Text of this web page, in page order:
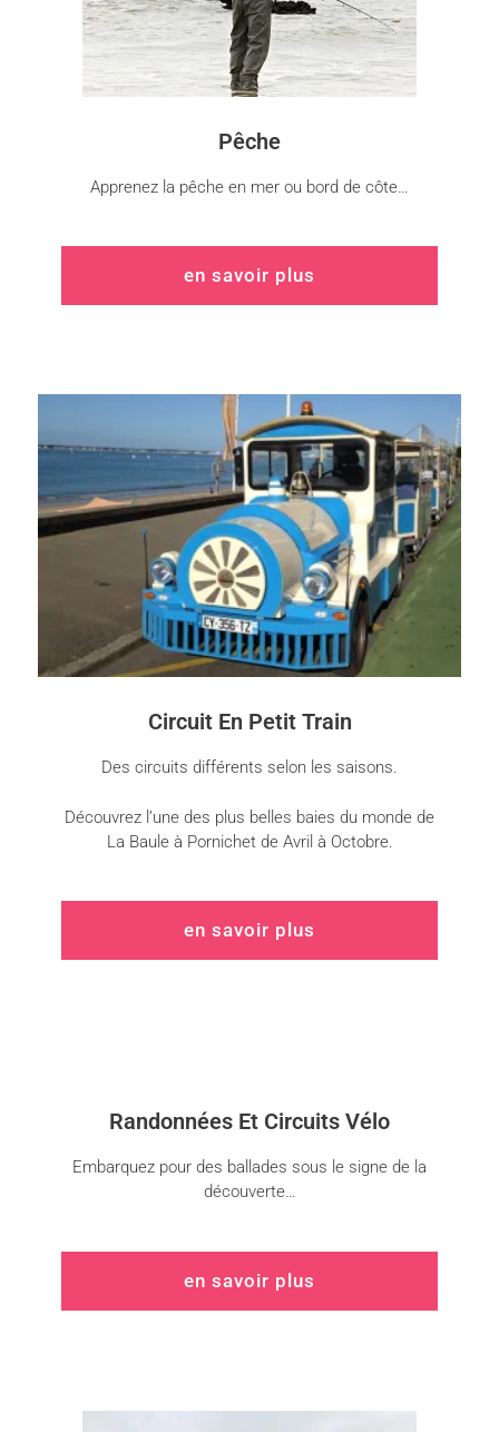
Pêche
Apprenez la pêche en mer ou bord de côte…
en savoir plus
Circuit En Petit Train
Des circuits différents selon les saisons.
Découvrez l’une des plus belles baies du monde de
La Baule à Pornichet de Avril à Octobre.
en savoir plus
Randonnées Et Circuits Vélo
Embarquez pour des ballades sous le signe de la
découverte…
en savoir plus